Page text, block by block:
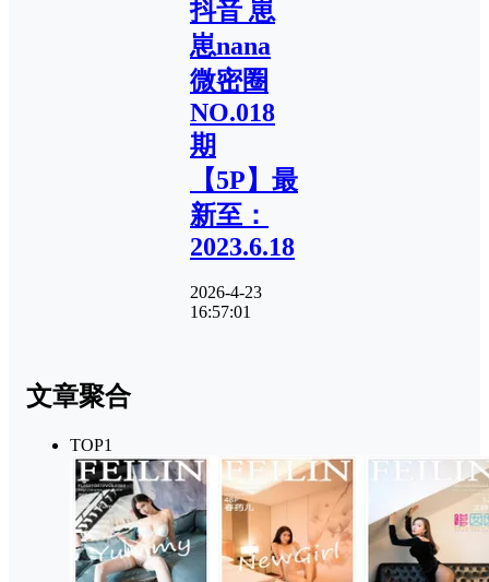
抖音 崽
崽nana
微密圈
NO.018
期
【5P】最
新至：
2023.6.18
2026-4-23
16:57:01
文章聚合
TOP1